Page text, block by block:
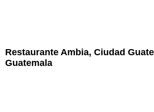
Restaurante Ambia, Ciudad
Guatemala